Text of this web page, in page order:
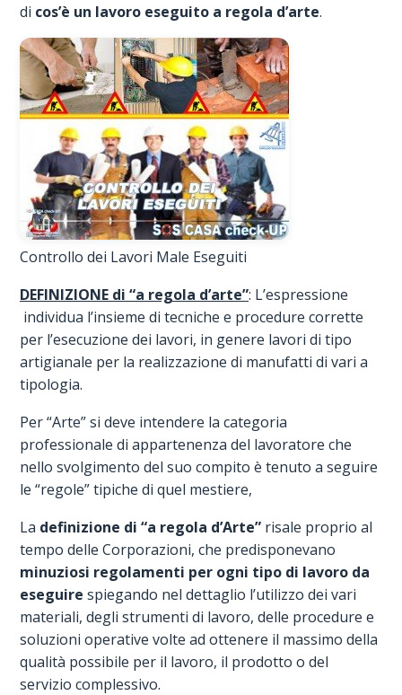
di cos’è un lavoro eseguito a regola d’arte.
Controllo dei Lavori Male Eseguiti
DEFINIZIONE di “a regola d’arte”: L’espressione
individua l’insieme di tecniche e procedure corrette
per l’esecuzione dei lavori, in genere lavori di tipo
artigianale per la realizzazione di manufatti di vari a
tipologia.
Per “Arte” si deve intendere la categoria
professionale di appartenenza del lavoratore che
nello svolgimento del suo compito è tenuto a seguire
le “regole” tipiche di quel mestiere,
La definizione di “a regola d’Arte” risale proprio al
tempo delle Corporazioni, che predisponevano
minuziosi regolamenti per ogni tipo di lavoro da
eseguire spiegando nel dettaglio l’utilizzo dei vari
materiali, degli strumenti di lavoro, delle procedure e
soluzioni operative volte ad ottenere il massimo della
qualità possibile per il lavoro, il prodotto o del
servizio complessivo.